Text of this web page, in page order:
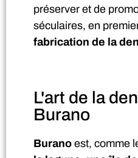
préserver et de
séculaires, en
fabrication de la
L'art de la
Burano
Burano est, comme